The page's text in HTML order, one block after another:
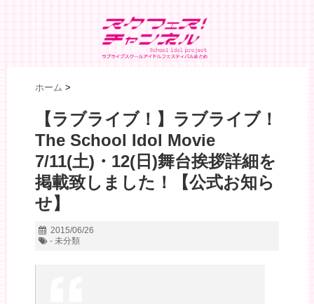
ホーム >
【ラブライブ！】ラブライブ！
The School Idol Movie
7/11(土)・12(日)舞台挨拶詳細を
掲載致しました！【公式お知ら
せ】
2015/06/26
- 未分類